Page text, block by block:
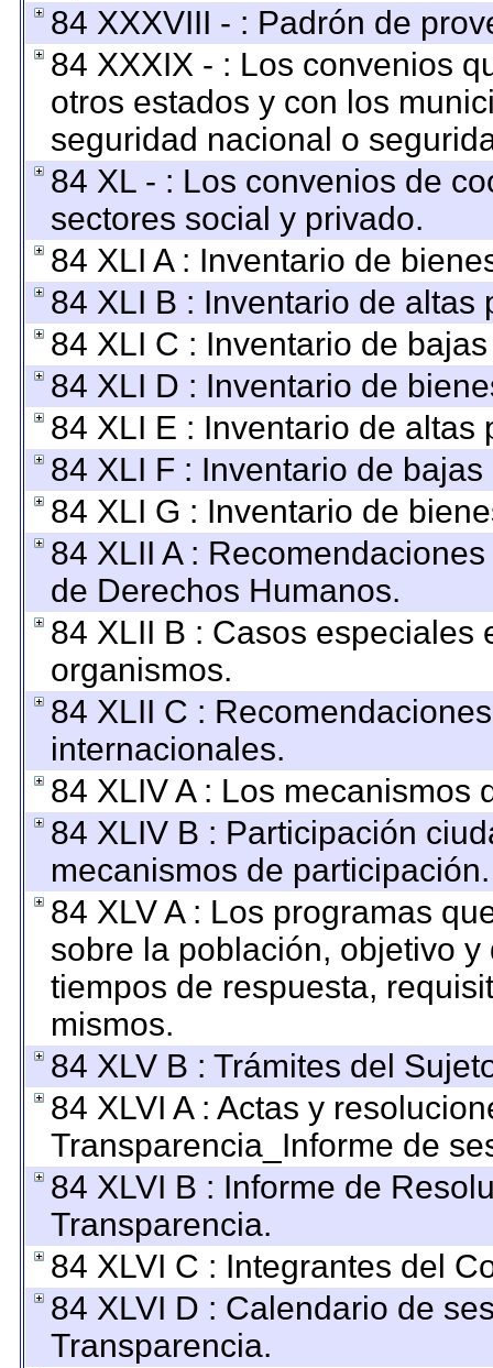
84 XXXVIII - : Padrón de
84 XXXIX - : Los convenios
otros estados y con los
seguridad nacional o
84 XL - : Los convenios de
sectores social y privado.
84 XLI A : Inventario de
84 XLI B : Inventario de
84 XLI C : Inventario de
84 XLI D : Inventario de
84 XLI E : Inventario de
84 XLI F : Inventario de
84 XLI G : Inventario de
84 XLII A :
de Derechos Humanos.
84 XLII B : Casos especiales
organismos.
84 XLII C :
internacionales.
84 XLIV A : Los mecanismos
84 XLIV B : Participación
mecanismos de participación.
84 XLV A : Los programas
sobre la población, objetivo
tiempos de respuesta,
mismos.
84 XLV B : Trámites del
84 XLVI A : Actas y
Transparencia_Informe de
84 XLVI B : Informe de
Transparencia.
84 XLVI C : Integrantes del
84 XLVI D : Calendario de
Transparencia.